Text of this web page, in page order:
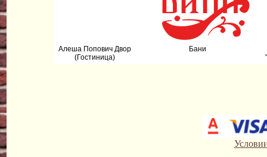
Алеша Попович Двор
(Гостиница)
Бани